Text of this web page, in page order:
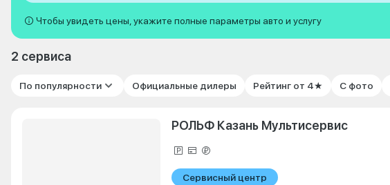
Чтобы увидеть цены, укажите полные параметры авто и услугу
2 сервиса
По популярности Официальные дилеры Рейтинг от 4★ С фото
РОЛЬФ Казань Мультисервис
Сервисный центр